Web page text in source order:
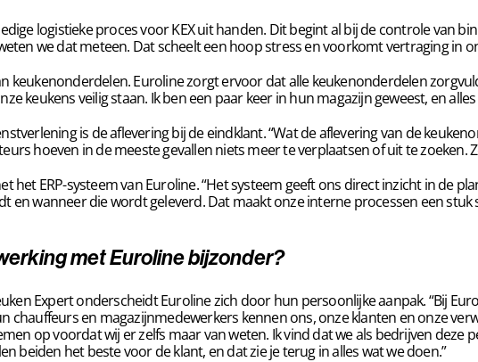
logistieke proces voor KEX uit handen. Dit begint al bij de controle van
we dat meteen. Dat scheelt een hoop stress en voorkomt vertraging in
keukenonderdelen. Euroline zorgt ervoor dat alle keukenonderdelen
keukens veilig staan. Ik ben een paar keer in hun magazijn geweest, en
is de aflevering bij de eindklant. “Wat de aflevering van de
hoeven in de meeste gevallen niets meer te verplaatsen of uit te zoeken.
het ERP-systeem van Euroline. “Het systeem geeft ons direct inzicht in de
en wanneer die wordt geleverd. Dat maakt onze interne processen een stuk
met Euroline bijzonder?
Expert onderscheidt Euroline zich door hun persoonlijke aanpak. “Bij
chauffeurs en magazijnmedewerkers kennen ons, onze klanten en onze
op voordat wij er zelfs maar van weten. Ik vind dat we als bedrijven deze
beiden het beste voor de klant, en dat zie je terug in alles wat we doen.”